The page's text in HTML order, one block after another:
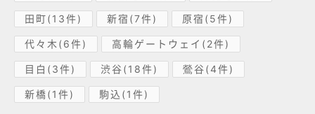
田町(13件) 新宿(7件) 原宿(5件)
代々木(6件) 高輪ゲートウェイ(2件)
目白(3件) 渋谷(18件) 鶯谷(4件)
新橋(1件) 駒込(1件)